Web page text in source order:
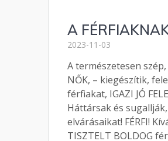
A
2023-11-03
A természetesen szép,
NŐK, – kiegészítik,
férfiakat, IGAZI JÓ
Háttársak és sugallják,
elvárásaikat! FÉRFI!
TISZTELT BOLDOG